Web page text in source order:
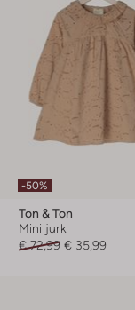
-50%
Ton & Ton
Mini jurk
€ 72,99 € 35,99